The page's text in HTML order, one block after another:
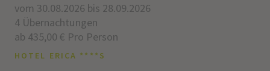
vom 30.08.2026 bis 28.09.2026
4 Übernachtungen
ab 435,00 € Pro Person
HOTEL ERICA ****S